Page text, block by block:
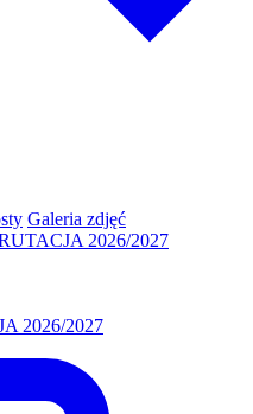
Galeria zdjęć
2026/2027
2026/2027